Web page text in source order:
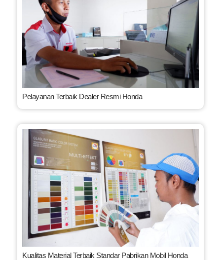
Pelayanan Terbaik Dealer Resmi Honda
Kualitas Material Terbaik Standar Pabrikan Mobil Honda